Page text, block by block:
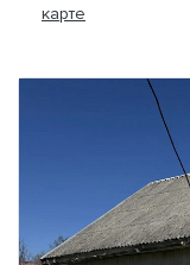
карте